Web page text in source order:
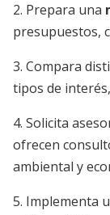
2. Prepara una
presupuestos,
3. Compara
tipos de
4. Solicita
ofrecen
ambiental y
5. Implementa